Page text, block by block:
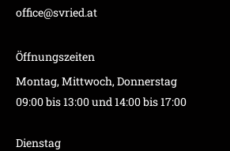
office@svried.at
Öffnungszeiten
Montag, Mittwoch, Donnerstag
09:00 bis 13:00 und 14:00 bis 17:00
Dienstag